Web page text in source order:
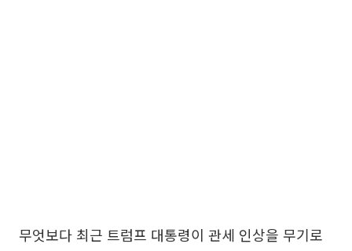
무엇보다 최근 트럼프 대통령이 관세 인상을 무기로